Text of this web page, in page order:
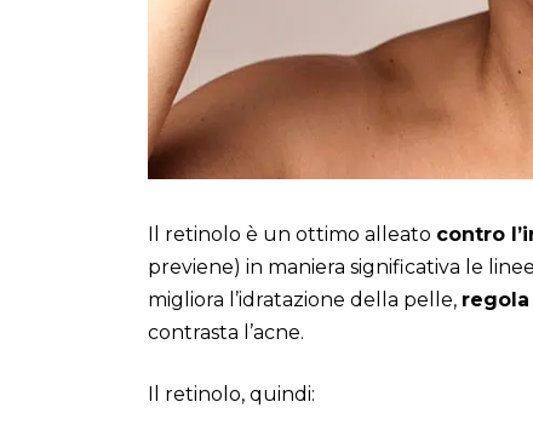
Il retinolo è un ottimo alleato contro
previene) in maniera significativa le
migliora l’idratazione della pelle,
contrasta l’acne.
Il retinolo, quindi: